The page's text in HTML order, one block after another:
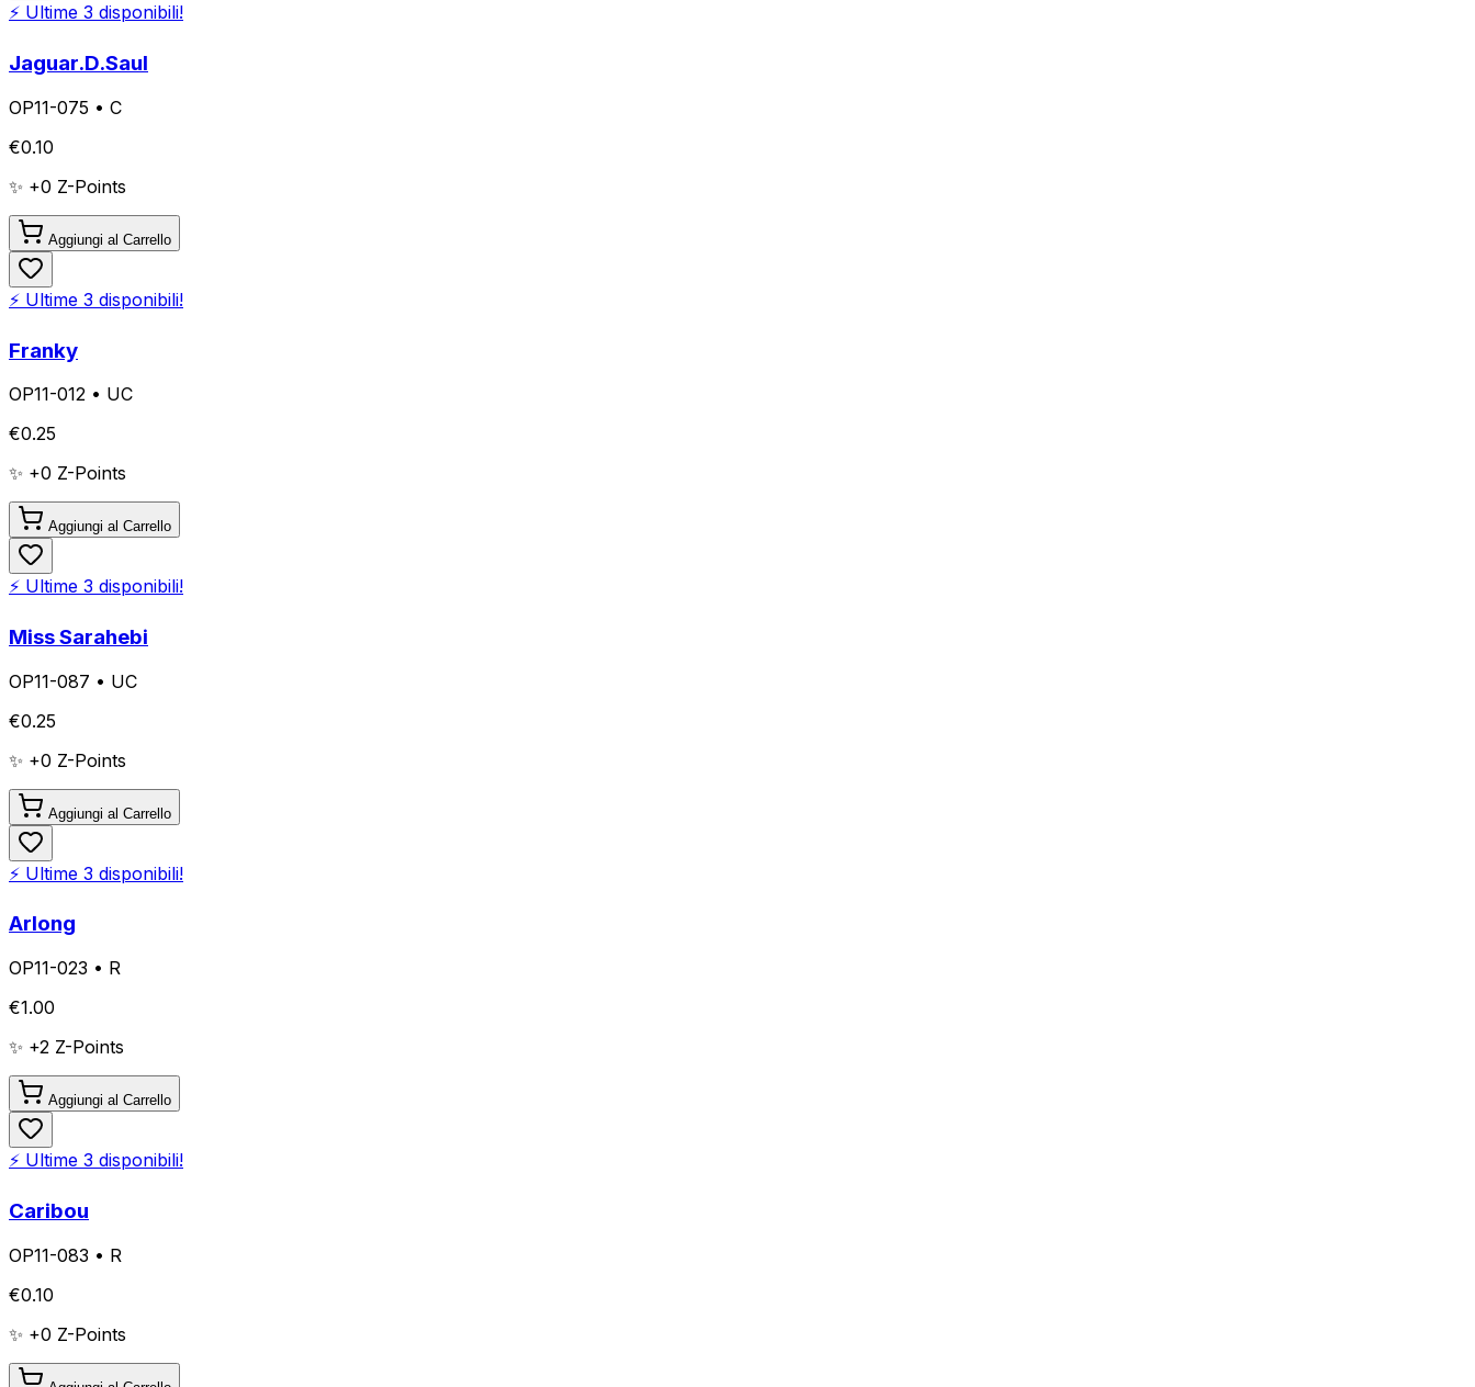
⚡ Ultime 3 disponibili!
Jaguar.D.Saul
OP11-075 • C
€0.10
✨ +0 Z-Points
Aggiungi al Carrello
⚡ Ultime 3 disponibili!
Franky
OP11-012 • UC
€0.25
✨ +0 Z-Points
Aggiungi al Carrello
⚡ Ultime 3 disponibili!
Miss Sarahebi
OP11-087 • UC
€0.25
✨ +0 Z-Points
Aggiungi al Carrello
⚡ Ultime 3 disponibili!
Arlong
OP11-023 • R
€1.00
✨ +2 Z-Points
Aggiungi al Carrello
⚡ Ultime 3 disponibili!
Caribou
OP11-083 • R
€0.10
✨ +0 Z-Points